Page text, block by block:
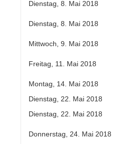
Dienstag, 8. Mai 2018
Dienstag, 8. Mai 2018
Mittwoch, 9. Mai 2018
Freitag, 11. Mai 2018
Montag, 14. Mai 2018
Dienstag, 22. Mai 2018
Dienstag, 22. Mai 2018
Donnerstag, 24. Mai 2018